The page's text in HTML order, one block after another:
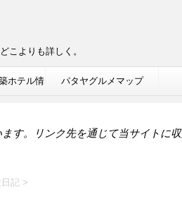
こよりも詳しく。
ホテル情 パタヤグルメマップ
す。リンク先を通じて当サイトに
記 >